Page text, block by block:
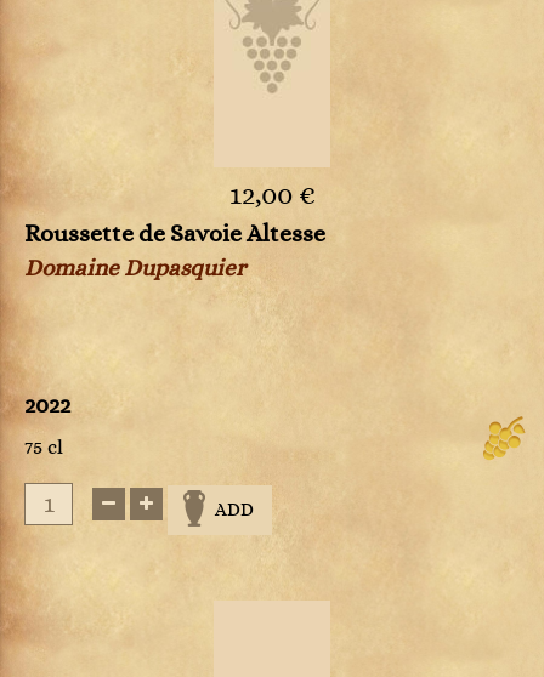
12,00 €
Roussette de Savoie Altesse
Domaine Dupasquier
2022
75 cl
ADD